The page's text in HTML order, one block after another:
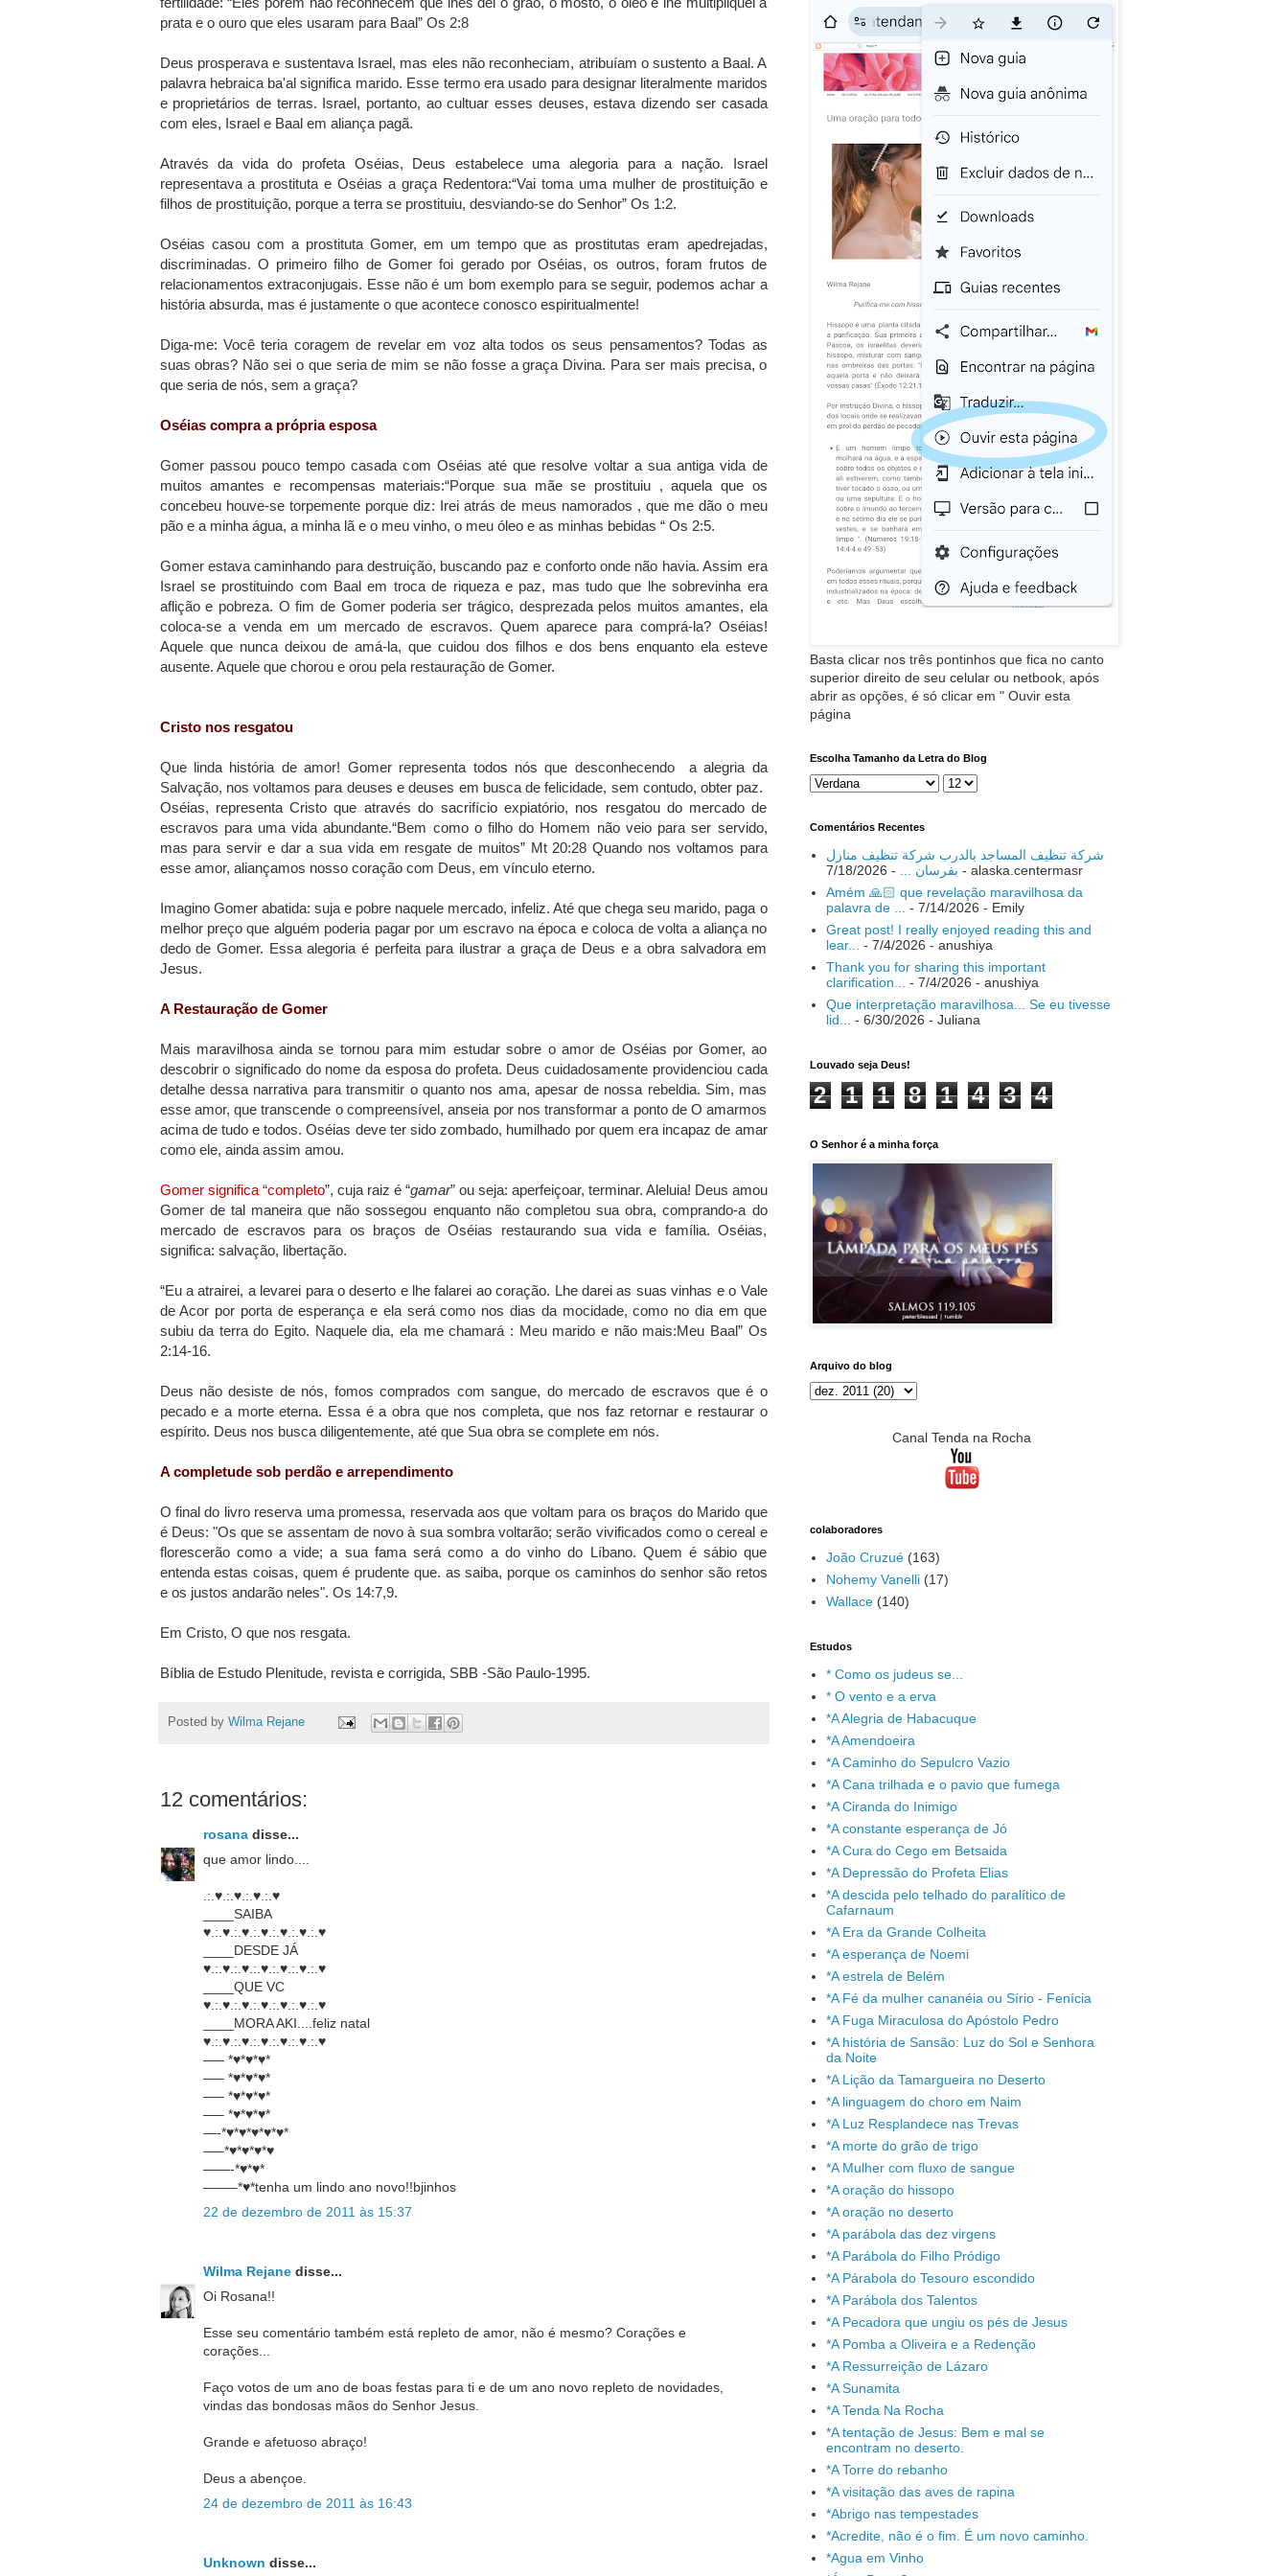
prata e o ouro que eles usaram para Baal” Os 2:8
Deus prosperava e sustentava Israel, mas eles não reconheciam, atribuíam o sustento a Baal. A
palavra hebraica ba'al significa marido. Esse termo era usado para designar literalmente maridos
e proprietários de terras. Israel, portanto, ao cultuar esses deuses, estava dizendo ser casada
com eles, Israel e Baal em aliança pagã.
Através da vida do profeta Oséias, Deus estabelece uma alegoria para a nação. Israel
representava a prostituta e Oséias a graça Redentora:“Vai toma uma mulher de prostituição e
filhos de prostituição, porque a terra se prostituiu, desviando-se do Senhor” Os 1:2.
Oséias casou com a prostituta Gomer, em um tempo que as prostitutas eram apedrejadas,
discriminadas. O primeiro filho de Gomer foi gerado por Oséias, os outros, foram frutos de
relacionamentos extraconjugais. Esse não é um bom exemplo para se seguir, podemos achar a
história absurda, mas é justamente o que acontece conosco espiritualmente!
Diga-me: Você teria coragem de revelar em voz alta todos os seus pensamentos? Todas as
suas obras? Não sei o que seria de mim se não fosse a graça Divina. Para ser mais precisa, o
que seria de nós, sem a graça?
Oséias compra a própria esposa
Gomer passou pouco tempo casada com Oséias até que resolve voltar a sua antiga vida de
muitos amantes e recompensas materiais:“Porque sua mãe se prostituiu , aquela que os
concebeu houve-se torpemente porque diz: Irei atrás de meus namorados , que me dão o meu
pão e a minha água, a minha lã e o meu vinho, o meu óleo e as minhas bebidas “ Os 2:5.
Gomer estava caminhando para destruição, buscando paz e conforto onde não havia. Assim era
Israel se prostituindo com Baal em troca de riqueza e paz, mas tudo que lhe sobrevinha era
aflição e pobreza. O fim de Gomer poderia ser trágico, desprezada pelos muitos amantes, ela
coloca-se a venda em um mercado de escravos. Quem aparece para comprá-la? Oséias!
Aquele que nunca deixou de amá-la, que cuidou dos filhos e dos bens enquanto ela esteve
ausente. Aquele que chorou e orou pela restauração de Gomer.
Cristo nos resgatou
Que linda história de amor! Gomer representa todos nós que desconhecendo a alegria da
Salvação, nos voltamos para deuses e deuses em busca de felicidade, sem contudo, obter paz.
Oséias, representa Cristo que através do sacrifício expiatório, nos resgatou do mercado de
escravos para uma vida abundante.“Bem como o filho do Homem não veio para ser servido,
mas para servir e dar a sua vida em resgate de muitos” Mt 20:28 Quando nos voltamos para
esse amor, aliançamos nosso coração com Deus, em vínculo eterno.
Imagino Gomer abatida: suja e pobre naquele mercado, infeliz. Até que chega seu marido, paga o
melhor preço que alguém poderia pagar por um escravo na época e coloca de volta a aliança no
dedo de Gomer. Essa alegoria é perfeita para ilustrar a graça de Deus e a obra salvadora em
Jesus.
A Restauração de Gomer
Mais maravilhosa ainda se tornou para mim estudar sobre o amor de Oséias por Gomer, ao
descobrir o significado do nome da esposa do profeta. Deus cuidadosamente providenciou cada
detalhe dessa narrativa para transmitir o quanto nos ama, apesar de nossa rebeldia. Sim, mas
esse amor, que transcende o compreensível, anseia por nos transformar a ponto de O amarmos
acima de tudo e todos. Oséias deve ter sido zombado, humilhado por quem era incapaz de amar
como ele, ainda assim amou.
Gomer significa “completo”, cuja raiz é “gamar” ou seja: aperfeiçoar, terminar. Aleluia! Deus amou
Gomer de tal maneira que não sossegou enquanto não completou sua obra, comprando-a do
mercado de escravos para os braços de Oséias restaurando sua vida e família. Oséias,
significa: salvação, libertação.
“Eu a atrairei, a levarei para o deserto e lhe falarei ao coração. Lhe darei as suas vinhas e o Vale
de Acor por porta de esperança e ela será como nos dias da mocidade, como no dia em que
subiu da terra do Egito. Naquele dia, ela me chamará : Meu marido e não mais:Meu Baal” Os
2:14-16.
Deus não desiste de nós, fomos comprados com sangue, do mercado de escravos que é o
pecado e a morte eterna. Essa é a obra que nos completa, que nos faz retornar e restaurar o
espírito. Deus nos busca diligentemente, até que Sua obra se complete em nós.
A completude sob perdão e arrependimento
O final do livro reserva uma promessa, reservada aos que voltam para os braços do Marido que
é Deus: "Os que se assentam de novo à sua sombra voltarão; serão vivificados como o cereal e
florescerão como a vide; a sua fama será como a do vinho do Líbano. Quem é sábio que
entenda estas coisas, quem é prudente que. as saiba, porque os caminhos do senhor são retos
e os justos andarão neles". Os 14:7,9.
Em Cristo, O que nos resgata.
Bíblia de Estudo Plenitude, revista e corrigida, SBB -São Paulo-1995.
Posted by Wilma Rejane
12 comentários:
rosanadisse...
que amor lindo....
.:.♥.:.♥.:.♥.:.♥
____SAIBA
♥.:.♥.:.♥.:.♥.:.♥.:.♥.:.♥
____DESDE JÁ
♥.:.♥.:.♥.:.♥.:.♥.:.♥.:.♥
____QUE VC
♥.:.♥.:.♥.:.♥.:.♥.:.♥.:.♥
____MORA AKI....feliz natal
♥.:.♥.:.♥.:.♥.:.♥.:.♥.:.♥
—– *♥*♥*♥*
—– *♥*♥*♥*
—– *♥*♥*♥*
—– *♥*♥*♥*
—-*♥*♥*♥*♥*♥*
—–*♥*♥*♥*♥
——-*♥*♥*
——–*♥*tenha um lindo ano novo!!bjinhos
22 de dezembro de 2011 às 15:37
Wilma Rejanedisse...
Oi Rosana!!
Esse seu comentário também está repleto de amor, não é mesmo? Corações e
corações...
Faço votos de um ano de boas festas para ti e de um ano novo repleto de novidades,
vindas das bondosas mãos do Senhor Jesus.
Grande e afetuoso abraço!
Deus a abençoe.
24 de dezembro de 2011 às 16:43
Unknown disse...
Basta clicar nos três pontinhos que fica no canto
superior direito de seu celular ou netbook, após
abrir as opções, é só clicar em " Ouvir esta
página
Escolha Tamanho da Letra do Blog
Comentários Recentes
شركة تنظيف المساجد بالدرب شركة تنظيف منازل
بفرسان ...
- 7/18/2026
- alaska.centermasr
Amém 🙏🏻 que revelação maravilhosa da
palavra de ...
- 7/14/2026 - Emily
Great post! I really enjoyed reading this and
lear...
- 7/4/2026 - anushiya
Thank you for sharing this important
clarification...
- 7/4/2026 - anushiya
Que interpretação maravilhosa... Se eu tivesse
lid...
- 6/30/2026 - Juliana
Louvado seja Deus!
2 1 1 8 1 4 3 4
O Senhor é a minha força
Arquivo do blog
Canal Tenda na Rocha
colaboradores
João Cruzué (163)
Nohemy Vanelli (17)
Wallace (140)
Estudos
* Como os judeus se...
* O vento e a erva
*A Alegria de Habacuque
*A Amendoeira
*A Caminho do Sepulcro Vazio
*A Cana trilhada e o pavio que fumega
*A Ciranda do Inimigo
*A constante esperança de Jó
*A Cura do Cego em Betsaida
*A Depressão do Profeta Elias
*A descida pelo telhado do paralítico de
Cafarnaum
*A Era da Grande Colheita
*A esperança de Noemi
*A estrela de Belém
*A Fé da mulher cananéia ou Sírio - Fenícia
*A Fuga Miraculosa do Apóstolo Pedro
*A história de Sansão: Luz do Sol e Senhora
da Noite
*A Lição da Tamargueira no Deserto
*A linguagem do choro em Naim
*A Luz Resplandece nas Trevas
*A morte do grão de trigo
*A Mulher com fluxo de sangue
*A oração do hissopo
*A oração no deserto
*A parábola das dez virgens
*A Parábola do Filho Pródigo
*A Párabola do Tesouro escondido
*A Parábola dos Talentos
*A Pecadora que ungiu os pés de Jesus
*A Pomba a Oliveira e a Redenção
*A Ressurreição de Lázaro
*A Sunamita
*A Tenda Na Rocha
*A tentação de Jesus: Bem e mal se
encontram no deserto.
*A Torre do rebanho
*A visitação das aves de rapina
*Abrigo nas tempestades
*Acredite, não é o fim. É um novo caminho.
*Agua em Vinho